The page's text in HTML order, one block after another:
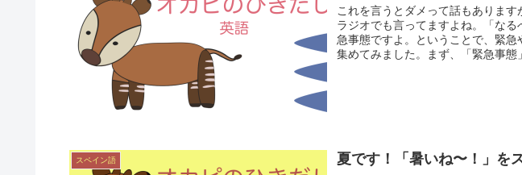
これを言うとダメって話もありま
ラジオでも言ってますよね。「な
急事態ですよ。ということで、緊
集めてみました。まず、「緊急事態
スペイン語 夏です！「暑いね〜！」を